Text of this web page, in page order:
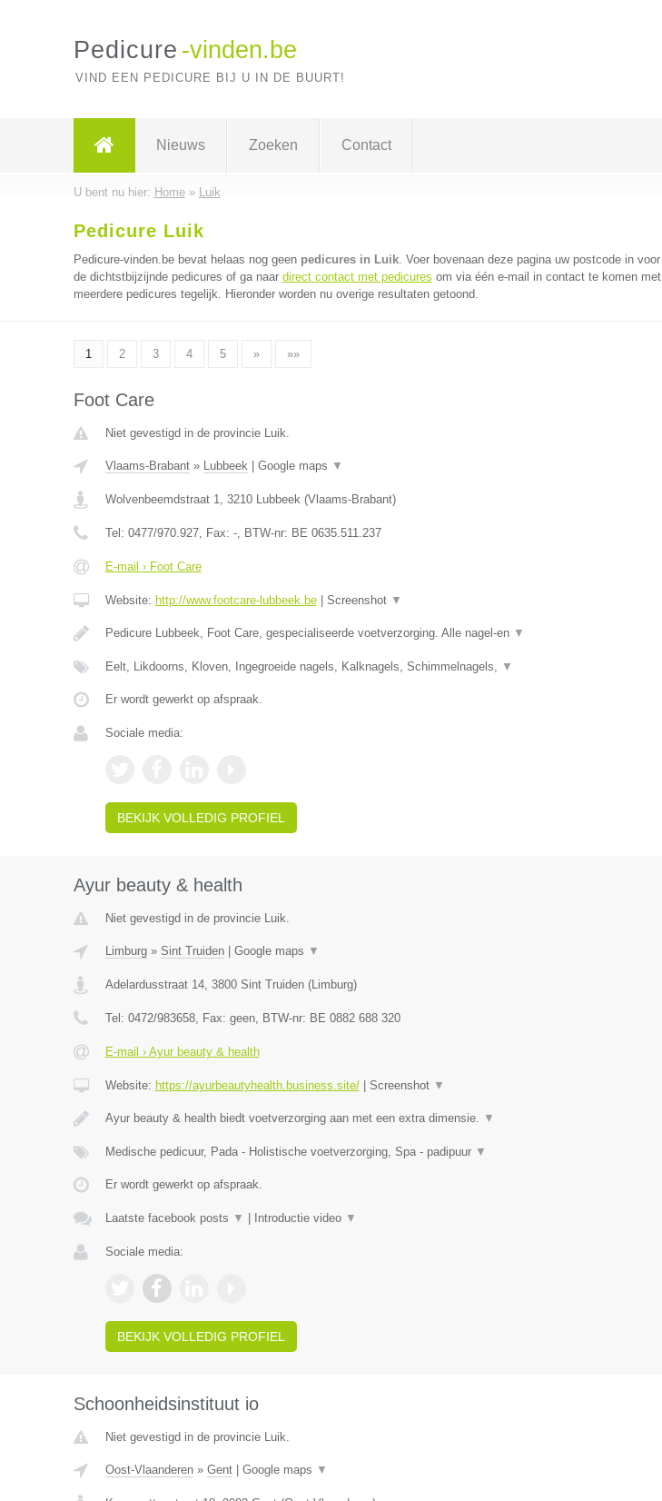
Pedicure -vinden.be
VIND EEN PEDICURE BIJ U IN DE BUURT!
Nieuws Zoeken Contact
U bent nu hier: Home» Luik
Pedicure Luik
Pedicure-vinden.be bevat helaas nog geen pedicures in Luik. Voer bovenaan deze pagina uw postcode in voor
de dichtstbijzijnde pedicures of ga naar direct contact met pedicures om via één e-mail in contact te komen met
meerdere pedicures tegelijk. Hieronder worden nu overige resultaten getoond.
1 2 3 4 5 » »»
Foot Care
Niet gevestigd in de provincie Luik.
Vlaams-Brabant» Lubbeek| Google maps ▼
Wolvenbeemdstraat 1, 3210 Lubbeek(Vlaams-Brabant)
Tel: 0477/970.927, Fax: -, BTW-nr: BE 0635.511.237
E-mail › Foot Care
Website: http://www.footcare-lubbeek.be| Screenshot ▼
Pedicure Lubbeek, Foot Care, gespecialiseerde voetverzorging. Alle nagel-en ▼
Eelt, Likdoorns, Kloven, Ingegroeide nagels, Kalknagels, Schimmelnagels, ▼
Er wordt gewerkt op afspraak.
Sociale media:
BEKIJK VOLLEDIG PROFIEL
Ayur beauty & health
Niet gevestigd in de provincie Luik.
Limburg» Sint Truiden| Google maps ▼
Adelardusstraat 14, 3800 Sint Truiden(Limburg)
Tel: 0472/983658, Fax: geen, BTW-nr: BE 0882 688 320
E-mail › Ayur beauty & health
Website: https://ayurbeautyhealth.business.site/| Screenshot ▼
Ayur beauty & health biedt voetverzorging aan met een extra dimensie. ▼
Medische pedicuur, Pada - Holistische voetverzorging, Spa - padipuur ▼
Er wordt gewerkt op afspraak.
Laatste facebook posts ▼ Introductie video ▼
Sociale media:
BEKIJK VOLLEDIG PROFIEL
Schoonheidsinstituut io
Niet gevestigd in de provincie Luik.
Oost-Vlaanderen» Gent| Google maps ▼